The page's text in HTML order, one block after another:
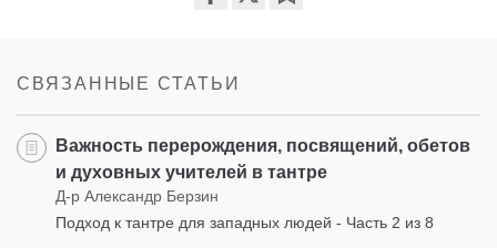
СВЯЗАННЫЕ СТАТЬИ
Важность перерождения, посвящений, обетов
и духовных учителей в тантре
Д-р Александр Берзин
Подход к тантре для западных людей - Часть 2 из 8